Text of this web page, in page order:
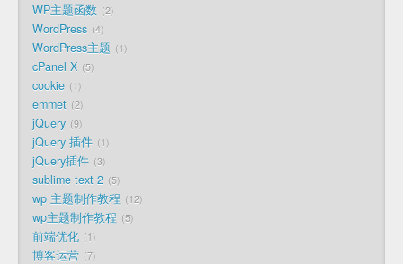
WP主题函数 2
WordPress 4
WordPress主题 1
cPanel X 5
cookie 1
emmet 2
jQuery 9
jQuery 插件 1
jQuery插件 3
sublime text 2 5
wp 主题制作教程 12
wp主题制作教程 5
前端优化 1
博客运营 7